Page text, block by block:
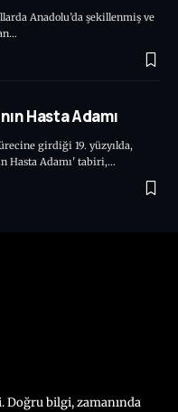
Anadolu’da şekillenmiş ve
Adamı
girdiği 19. yüzyılda,
Hasta Adamı' tabiri,…
bilgi, zamanında